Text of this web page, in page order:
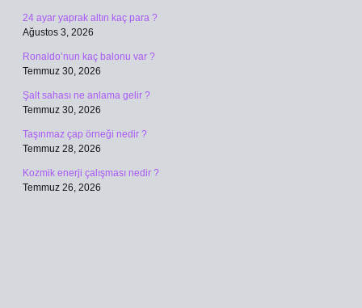
24 ayar yaprak altın kaç para ?
Ağustos 3, 2026
Ronaldo’nun kaç balonu var ?
Temmuz 30, 2026
Şalt sahası ne anlama gelir ?
Temmuz 30, 2026
Taşınmaz çap örneği nedir ?
Temmuz 28, 2026
Kozmik enerji çalışması nedir ?
Temmuz 26, 2026